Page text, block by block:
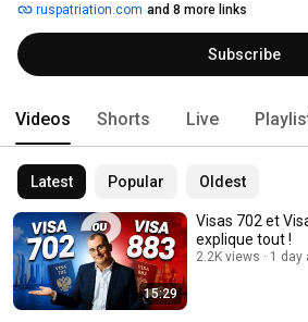
ruspatriation.com and 8 more links
Subscribe
Videos Shorts Live
Latest Popular Oldest
15:29
Visas 702 et
explique tout !
2.2K views 1 day